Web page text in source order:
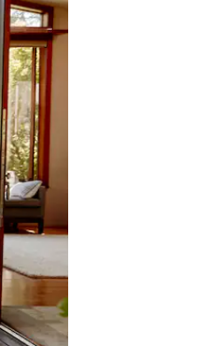
или плъзгане.